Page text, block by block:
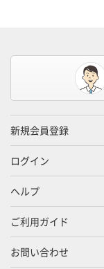
新規会員登録
ログイン
ヘルプ
ご利用ガイド
お問い合わせ